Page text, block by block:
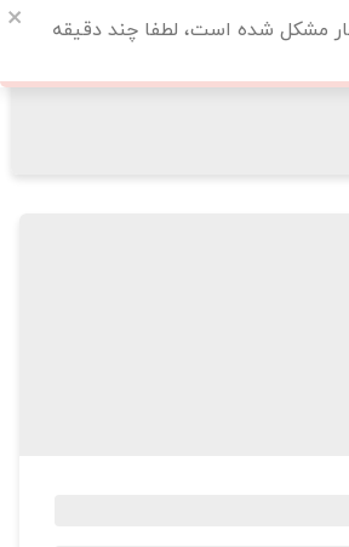
مشکل شده است، لطفا چند دقیقه